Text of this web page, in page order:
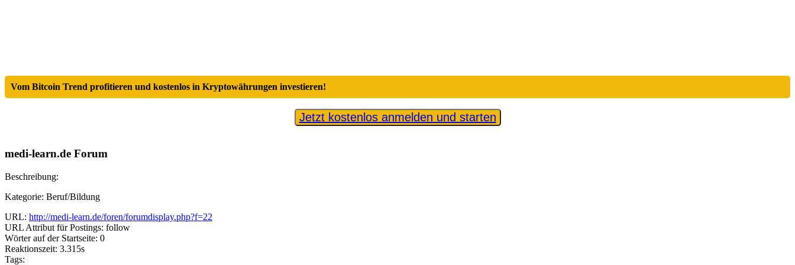
Vom Bitcoin Trend profitieren und kostenlos in Kryptowährungen investieren!
Jetzt kostenlos anmelden und starten
medi-learn.de Forum
Beschreibung:
Kategorie: Beruf/Bildung
URL: http://medi-learn.de/foren/forumdisplay.php?f=22
URL Attribut für Postings: follow
Wörter auf der Startseite: 0
Reaktionszeit: 3.315s
Tags: